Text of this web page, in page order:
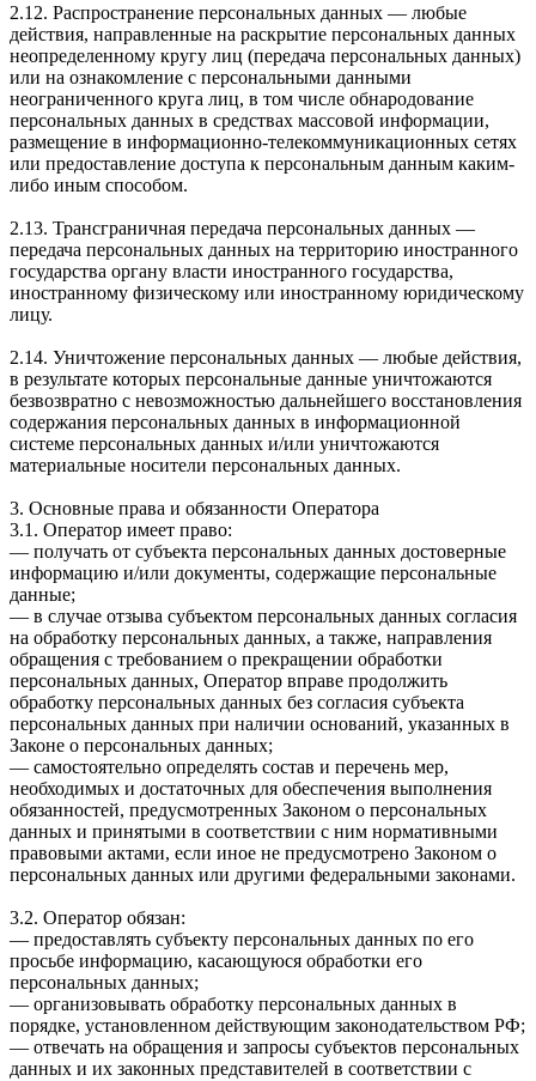
2.12. Распространение персональных данных — любые
действия, направленные на раскрытие персональных данных
неопределенному кругу лиц (передача персональных данных)
или на ознакомление с персональными данными
неограниченного круга лиц, в том числе обнародование
персональных данных в средствах массовой информации,
размещение в информационно-телекоммуникационных сетях
или предоставление доступа к персональным данным каким-
либо иным способом.
2.13. Трансграничная передача персональных данных —
передача персональных данных на территорию иностранного
государства органу власти иностранного государства,
иностранному физическому или иностранному юридическому
лицу.
2.14. Уничтожение персональных данных — любые действия,
в результате которых персональные данные уничтожаются
безвозвратно с невозможностью дальнейшего восстановления
содержания персональных данных в информационной
системе персональных данных и/или уничтожаются
материальные носители персональных данных.
3. Основные права и обязанности Оператора
3.1. Оператор имеет право:
— получать от субъекта персональных данных достоверные
информацию и/или документы, содержащие персональные
данные;
— в случае отзыва субъектом персональных данных согласия
на обработку персональных данных, а также, направления
обращения с требованием о прекращении обработки
персональных данных, Оператор вправе продолжить
обработку персональных данных без согласия субъекта
персональных данных при наличии оснований, указанных в
Законе о персональных данных;
— самостоятельно определять состав и перечень мер,
необходимых и достаточных для обеспечения выполнения
обязанностей, предусмотренных Законом о персональных
данных и принятыми в соответствии с ним нормативными
правовыми актами, если иное не предусмотрено Законом о
персональных данных или другими федеральными законами.
3.2. Оператор обязан:
— предоставлять субъекту персональных данных по его
просьбе информацию, касающуюся обработки его
персональных данных;
— организовывать обработку персональных данных в
порядке, установленном действующим законодательством РФ;
— отвечать на обращения и запросы субъектов персональных
данных и их законных представителей в соответствии с